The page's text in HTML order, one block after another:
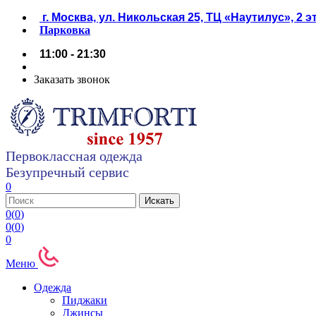
г. Москва, ул. Никольская 25, ТЦ «Наутилус», 2
Парковка
11:00 - 21:30
Заказать звонок
Первоклассная одежда
Безупречный сервис
0
0(0)
0(0)
0
Меню
Одежда
Пиджаки
Джинсы